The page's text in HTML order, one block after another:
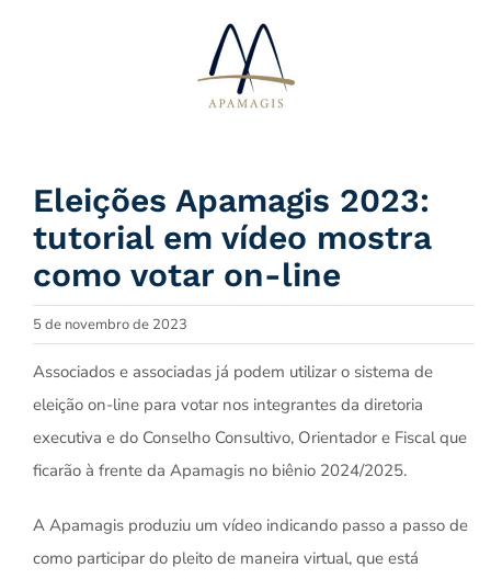
Eleições Apamagis 2023:
tutorial em vídeo mostra
como votar on-line
5 de novembro de 2023
Associados e associadas já podem utilizar o sistema de
eleição on-line para votar nos integrantes da diretoria
executiva e do Conselho Consultivo, Orientador e Fiscal que
ficarão à frente da Apamagis no biênio 2024/2025.
A Apamagis produziu um vídeo indicando passo a passo de
como participar do pleito de maneira virtual, que está